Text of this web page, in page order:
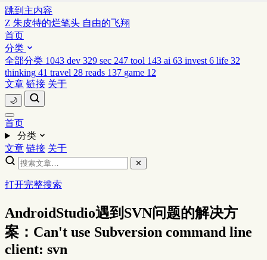
跳到主内容
Z 朱皮特的烂笔头 自由的飞翔
首页
分类
全部分类 1043 dev 329 sec 247 tool 143 ai 63 invest 6 life 32
thinking 41 travel 28 reads 137 game 12
文章 链接 关于
🌙
首页
分类
文章 链接 关于
✕
打开完整搜索
AndroidStudio遇到SVN问题的解决方
案：Can't use Subversion command line
client: svn